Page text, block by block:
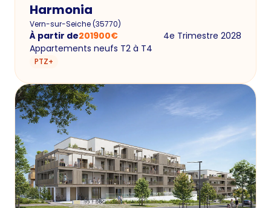
Harmonia
Vern-sur-Seiche(35770)
À partir de201900€
4e Trimestre 2028
Appartements neufs T2 à T4
PTZ+